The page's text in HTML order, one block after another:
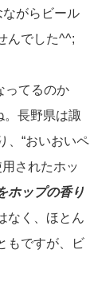
ながらビール
んでした^^;
ってるのか
。長野県は諏
、“おいおいペ
されたホッ
ホップの香り
なく、ほとん
もですが、ビ